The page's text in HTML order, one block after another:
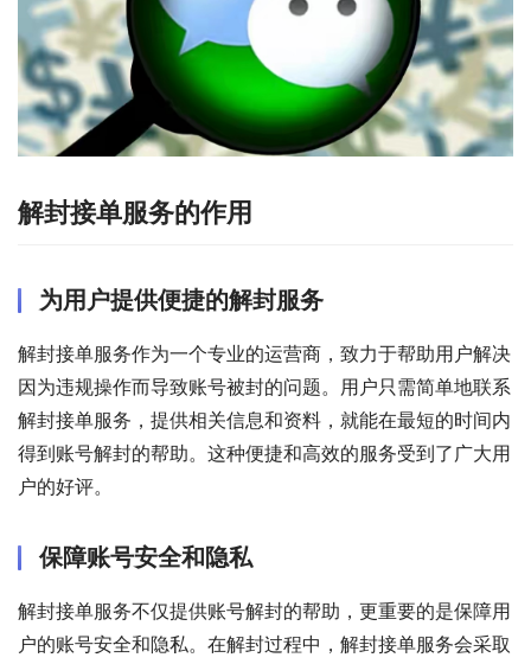
解封接单服务的作用
为用户提供便捷的解封服务
解封接单服务作为一个专业的运营商，致力于帮助用户解决
因为违规操作而导致账号被封的问题。用户只需简单地联系
解封接单服务，提供相关信息和资料，就能在最短的时间内
得到账号解封的帮助。这种便捷和高效的服务受到了广大用
户的好评。
保障账号安全和隐私
解封接单服务不仅提供账号解封的帮助，更重要的是保障用
户的账号安全和隐私。在解封过程中，解封接单服务会采取